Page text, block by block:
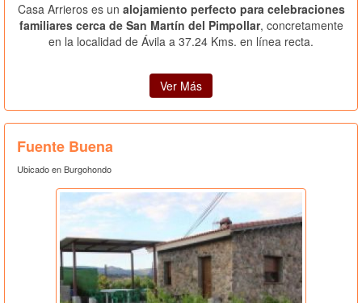
Casa Arrieros es un alojamiento perfecto para celebraciones
familiares cerca de San Martín del Pimpollar, concretamente
en la localidad de Ávila a 37.24 Kms. en línea recta.
Ver Más
Fuente Buena
Ubicado en Burgohondo